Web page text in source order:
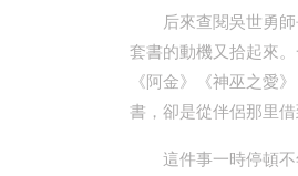
后來查閱吳世勇
套書的動機又拾起來
《阿金》《神巫之愛
書，卻是從伴侶那里
這件事一時停頓